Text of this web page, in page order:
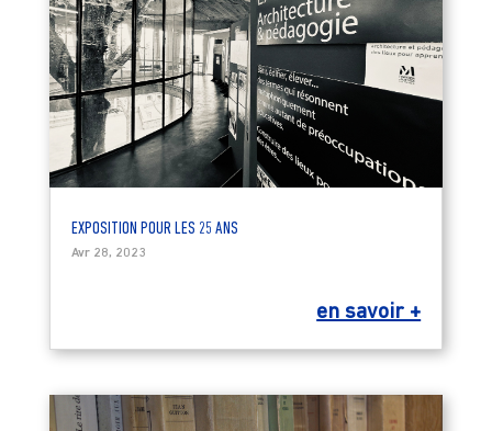
EXPOSITION POUR LES 25 ANS
Avr 28, 2023
en savoir +